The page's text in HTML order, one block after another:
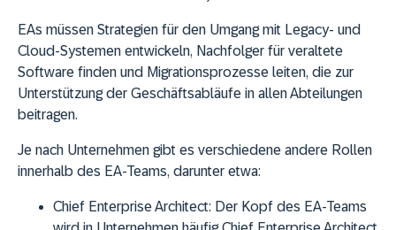
EAs müssen Strategien für den Umgang mit Legacy- und
Cloud-Systemen entwickeln, Nachfolger für veraltete
Software finden und Migrationsprozesse leiten, die zur
Unterstützung der Geschäftsabläufe in allen Abteilungen
beitragen.
Je nach Unternehmen gibt es verschiedene andere Rollen
innerhalb des EA-Teams, darunter etwa:
Chief Enterprise Architect: Der Kopf des EA-Teams